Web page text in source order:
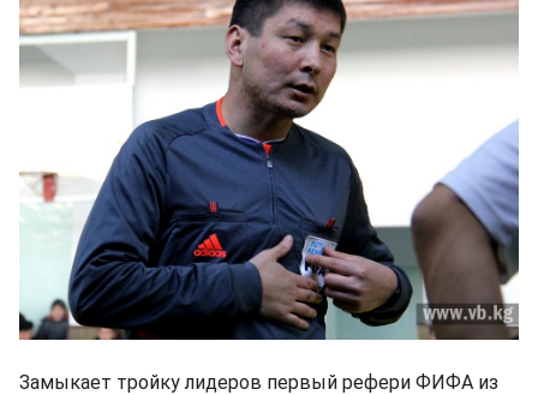
Замыкает тройку лидеров первый рефери ФИФА из